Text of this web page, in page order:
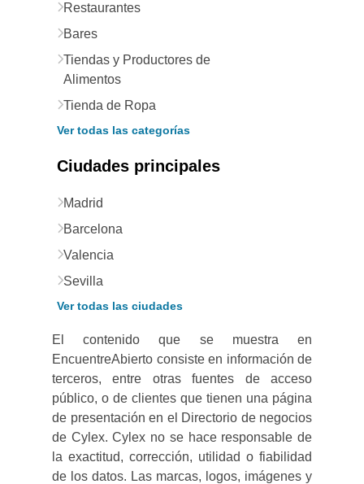
Restaurantes
Bares
Tiendas y Productores de
Alimentos
Tienda de Ropa
Ver todas las categorías
Ciudades principales
Madrid
Barcelona
Valencia
Sevilla
Ver todas las ciudades
El contenido que se muestra en
EncuentreAbierto consiste en información de
terceros, entre otras fuentes de acceso
público, o de clientes que tienen una página
de presentación en el Directorio de negocios
de Cylex. Cylex no se hace responsable de
la exactitud, corrección, utilidad o fiabilidad
de los datos. Las marcas, logos, imágenes y